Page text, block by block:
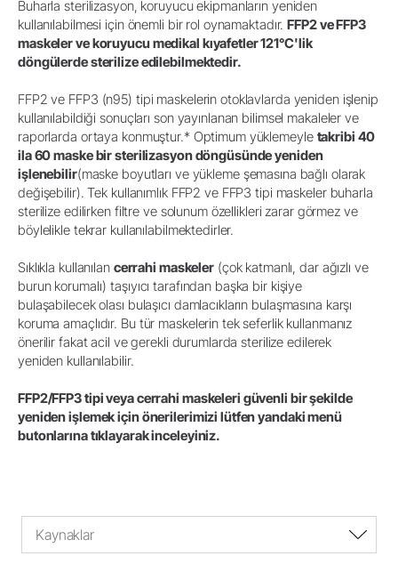
Buharla sterilizasyon, koruyucu ekipmanların yeniden
kullanılabilmesi için önemli bir rol oynamaktadır.FFP2 ve FFP3
maskeler ve koruyucu medikal kıyafetler 121°C'lik
döngülerde sterilize edilebilmektedir.
FFP2 ve FFP3 (n95) tipi maskelerin otoklavlarda yeniden işlenip
kullanılabildiği sonuçları son yayınlanan bilimsel makaleler ve
raporlarda ortaya konmuştur.* Optimum yüklemeyle takribi 40
ila 60 maske bir sterilizasyon döngüsünde yeniden
işlenebilir(maske boyutları ve yükleme şemasına bağlı olarak
değişebilir). Tek kullanımlık FFP2 ve FFP3 tipi maskeler buharla
sterilize edilirken filtre ve solunum özellikleri zarar görmez ve
böylelikle tekrar kullanılabilmektedirler.
Sıklıkla kullanılan cerrahi maskeler(çok katmanlı, dar ağızlı ve
burun korumalı) taşıyıcı tarafından başka bir kişiye
bulaşabilecek olası bulaşıcı damlacıkların bulaşmasına karşı
koruma amaçlıdır. Bu tür maskelerin tek seferlik kullanmanız
önerilir fakat acil ve gerekli durumlarda sterilize edilerek
yeniden kullanılabilir.
FFP2/FFP3 tipi veya cerrahi maskeleri güvenli bir şekilde
yeniden işlemek için önerilerimizi lütfen yandaki menü
butonlarına tıklayarak inceleyiniz.
Kaynaklar